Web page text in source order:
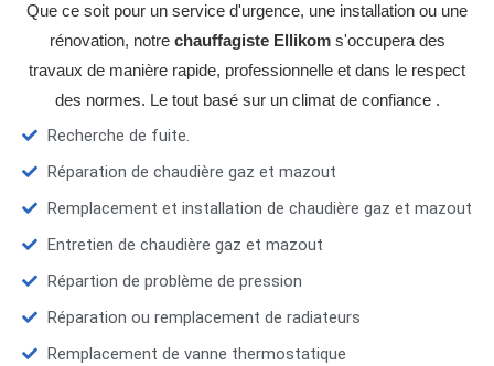
Que ce soit pour un service d'urgence, une installation ou une
rénovation, notre chauffagiste Ellikoms'occupera des
travaux de manière rapide, professionnelle et dans le respect
des normes. Le tout basé sur un climat de confiance .
Recherche de fuite.
Réparation de chaudière gaz et mazout
Remplacement et installation de chaudière gaz et mazout
Entretien de chaudière gaz et mazout
Répartion de problème de pression
Réparation ou remplacement de radiateurs
Remplacement de vanne thermostatique